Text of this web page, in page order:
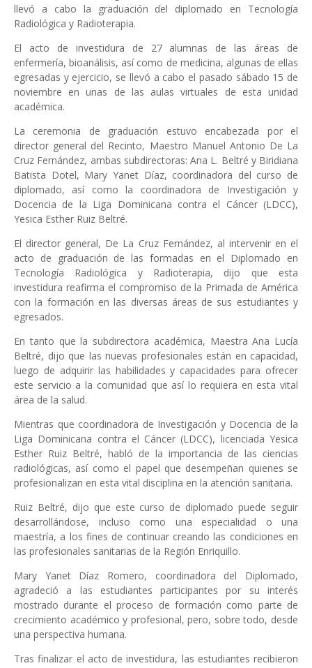
llevó a cabo la graduación del diplomado en Tecnología
Radiológica y Radioterapia.
El acto de investidura de 27 alumnas de las áreas de
enfermería, bioanálisis, así como de medicina, algunas de ellas
egresadas y ejercicio, se llevó a cabo el pasado sábado 15 de
noviembre en unas de las aulas virtuales de esta unidad
académica.
La ceremonia de graduación estuvo encabezada por el
director general del Recinto, Maestro Manuel Antonio De La
Cruz Fernández, ambas subdirectoras: Ana L. Beltré y Biridiana
Batista Dotel, Mary Yanet Díaz, coordinadora del curso de
diplomado, así como la coordinadora de Investigación y
Docencia de la Liga Dominicana contra el Cáncer (LDCC),
Yesica Esther Ruiz Beltré.
El director general, De La Cruz Fernández, al intervenir en el
acto de graduación de las formadas en el Diplomado en
Tecnología Radiológica y Radioterapia, dijo que esta
investidura reafirma el compromiso de la Primada de América
con la formación en las diversas áreas de sus estudiantes y
egresados.
En tanto que la subdirectora académica, Maestra Ana Lucía
Beltré, dijo que las nuevas profesionales están en capacidad,
luego de adquirir las habilidades y capacidades para ofrecer
este servicio a la comunidad que así lo requiera en esta vital
área de la salud.
Mientras que coordinadora de Investigación y Docencia de la
Liga Dominicana contra el Cáncer (LDCC), licenciada Yesica
Esther Ruiz Beltré, habló de la importancia de las ciencias
radiológicas, así como el papel que desempeñan quienes se
profesionalizan en esta vital disciplina en la atención sanitaria.
Ruiz Beltré, dijo que este curso de diplomado puede seguir
desarrollándose, incluso como una especialidad o una
maestría, a los fines de continuar creando las condiciones en
las profesionales sanitarias de la Región Enriquillo.
Mary Yanet Díaz Romero, coordinadora del Diplomado,
agradeció a las estudiantes participantes por su interés
mostrado durante el proceso de formación como parte de
crecimiento académico y profesional, pero, sobre todo, desde
una perspectiva humana.
Tras finalizar el acto de investidura, las estudiantes recibieron